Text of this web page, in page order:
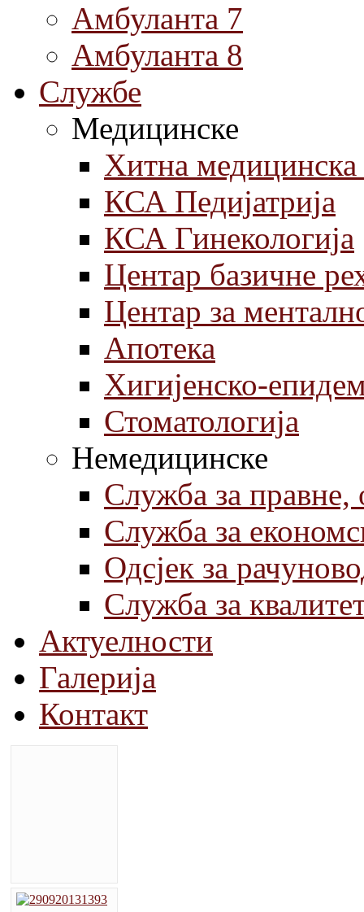
Амбуланта 7
Амбуланта 8
Службе
Медицинске
Хитна
КСА Педијатрија
КСА Гинекологија
Центар базичне
Центар за
Aпотека
Хигијенско-
Стоматологија
Немедицинске
Служба за правне,
Служба за
Одсјек за
Служба за
Актуелности
Галерија
Контакт